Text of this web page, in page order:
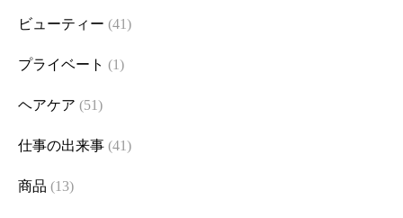
ビューティー (41)
プライベート (1)
ヘアケア (51)
仕事の出来事 (41)
商品 (13)